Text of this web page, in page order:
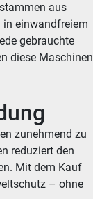
aus
in einwandfreiem
gebrauchte
diese Maschinen
zunehmend zu
reduziert den
Mit dem Kauf
– ohne